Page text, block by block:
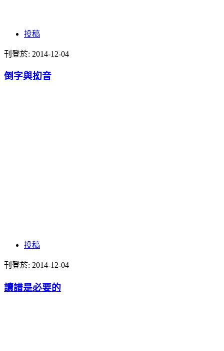
投稿
刊登於: 2014-12-04
倒字與抝音
投稿
刊登於: 2014-12-04
讀譜是必要的